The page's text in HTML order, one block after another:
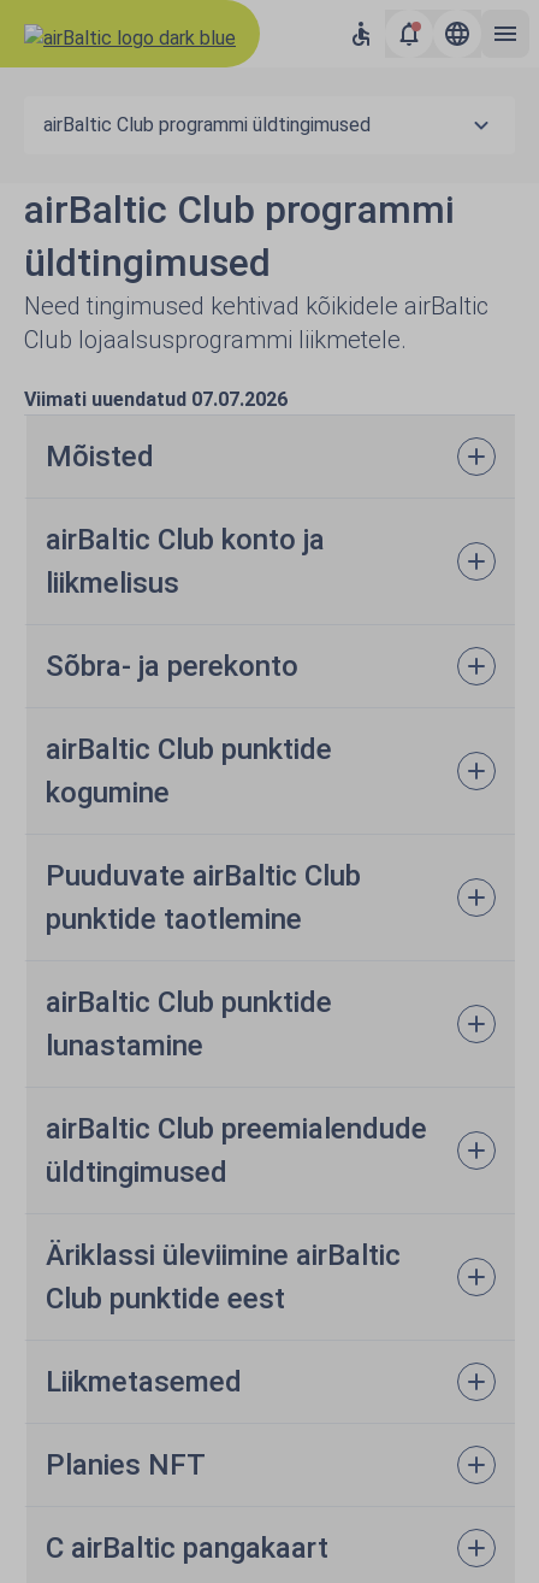
airBaltic Club programmi üldtingimused
airBaltic Club programmi
üldtingimused
Need tingimused kehtivad kõikidele airBaltic
Club lojaalsusprogrammi liikmetele.
Viimati uuendatud 07.07.2026
Mõisted
airBaltic Club konto ja
liikmelisus
Sõbra- ja perekonto
airBaltic Club punktide
kogumine
Puuduvate airBaltic Club
punktide taotlemine
airBaltic Club punktide
lunastamine
airBaltic Club preemialendude
üldtingimused
Äriklassi üleviimine airBaltic
Club punktide eest
Liikmetasemed
Planies NFT
C airBaltic pangakaart